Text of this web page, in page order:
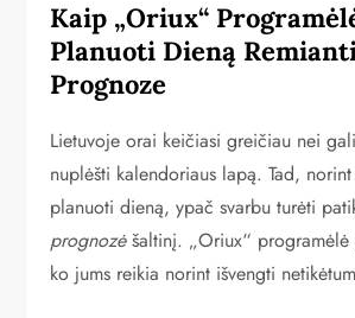
Kaip „Oriux“
Planuoti Dieną
Prognoze
Lietuvoje orai keičiasi greičiau nei
nuplėšti kalendoriaus lapą. Tad,
planuoti dieną, ypač svarbu turėti
prognozėšaltinį. „Oriux“ programėlė
ko jums reikia norint išvengti